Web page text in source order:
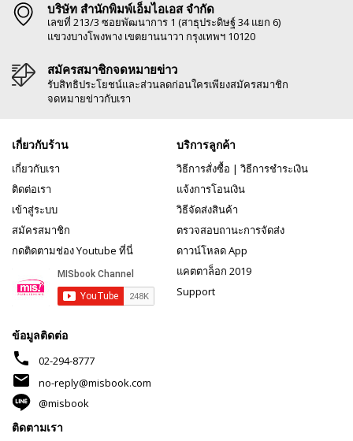
บริษัท สำนักพิมพ์เอ็มไอเอส จำกัด
เลขที่ 213/3 ซอยพัฒนาการ 1 (สาธุประดิษฐ์ 34 แยก 6)
แขวงบางโพงพาง เขตยานนาวา กรุงเทพฯ 10120
สมัครสมาชิกจดหมายข่าว
รับสิทธิประโยชน์และส่วนลดก่อนใครเพียงสมัครสมาชิก
จดหมายข่าวกับเรา
เกี่ยวกับร้าน
เกี่ยวกับเรา
ติดต่อเรา
เข้าสู่ระบบ
สมัครสมาชิก
กดติดตามช่อง Youtube ที่นี่
บริการลูกค้า
วิธีการสั่งซื้อ | วิธีการชำระเงิน
แจ้งการโอนเงิน
วิธีจัดส่งสินค้า
ตรวจสอบถานะการจัดส่ง
ดาวน์โหลด App
แคตตาล็อก 2019
Support
ข้อมูลติดต่อ
phone 02-294-8777
mail
no-reply@misbook.com
@misbook
ติดตามเรา